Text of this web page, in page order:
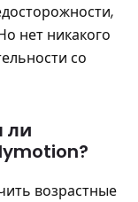
нет никакого
со
ли
возрастные